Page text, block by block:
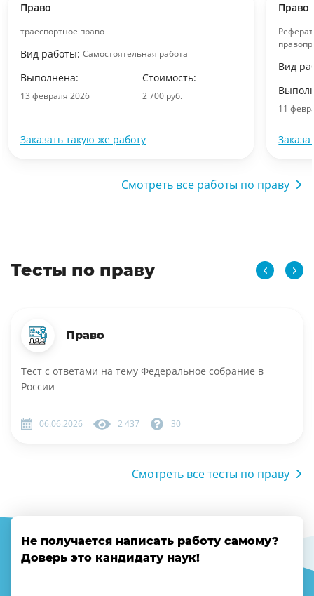
Право
траеспортное право
Вид работы: Самостоятельная работа
Выполнена:
13 февраля 2026
Стоимость:
2 700 руб.
Заказать такую же работу
Право
Вид
11
Смотреть все работы по праву
Тесты по праву
Право
Тест с ответами на тему Федеральное собрание в
России
06.06.2026 2 437 30
Смотреть все тесты по праву
Не получается написать работу самому?
Доверь это кандидату наук!